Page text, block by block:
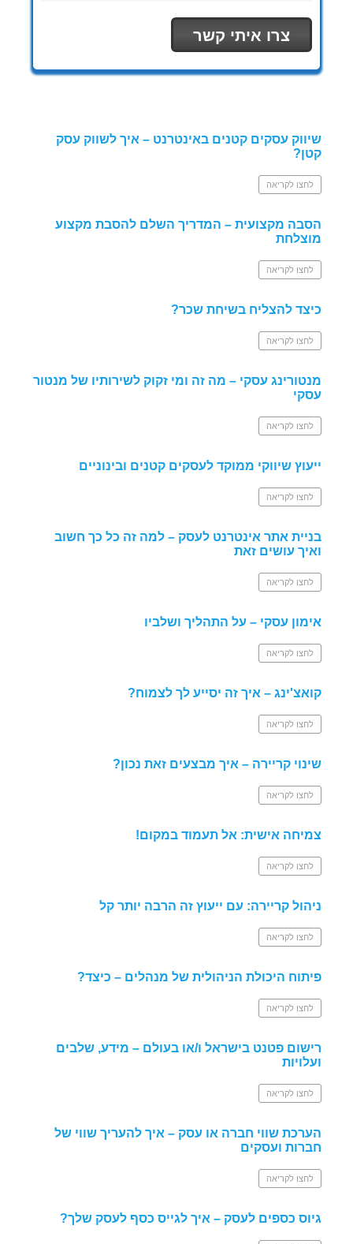
שיווק עסקים קטנים באינטרנט – איך לשווק עסק
קטן?
לחצו לקריאה
הסבה מקצועית – המדריך השלם להסבת מקצוע
מוצלחת
לחצו לקריאה
כיצד להצליח בשיחת שכר?
לחצו לקריאה
מנטורינג עסקי – מה זה ומי זקוק לשירותיו של מנטור
עסקי
לחצו לקריאה
ייעוץ שיווקי ממוקד לעסקים קטנים ובינוניים
לחצו לקריאה
בניית אתר אינטרנט לעסק – למה זה כל כך חשוב
ואיך עושים זאת
לחצו לקריאה
אימון עסקי – על התהליך ושלביו
לחצו לקריאה
קואצ'ינג – איך זה יסייע לך לצמוח?
לחצו לקריאה
שינוי קריירה – איך מבצעים זאת נכון?
לחצו לקריאה
צמיחה אישית: אל תעמוד במקום!
לחצו לקריאה
ניהול קריירה: עם ייעוץ זה הרבה יותר קל
לחצו לקריאה
פיתוח היכולת הניהולית של מנהלים – כיצד?
לחצו לקריאה
רישום פטנט בישראל ו/או בעולם – מידע, שלבים
ועלויות
לחצו לקריאה
הערכת שווי חברה או עסק – איך להעריך שווי של
חברות ועסקים
לחצו לקריאה
גיוס כספים לעסק – איך לגייס כסף לעסק שלך?